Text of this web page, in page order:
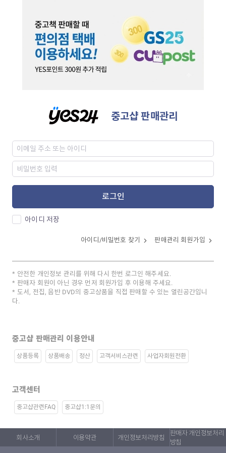
중고샵 판매관리
로그인
아이디 저장
아이디/비밀번호 찾기 판매관리 회원가입
안전한 개인정보 관리를 위해 다시 한번 로그인 해주세요.
판매자 회원이 아닌 경우 먼저 회원가입 후 이용해 주세요.
도서, 전집, 음반 DVD의 중고상품을 직접 판매할 수 있는 열린공간입니
다.
중고샵 판매관리 이용안내
상품등록 상품배송 정산 고객서비스관련 사업자회원전환
고객센터
중고샵관련FAQ 중고샵1:1문의
회사소개 이용약관 개인정보처리방침
판매자 개인정보처리
방침